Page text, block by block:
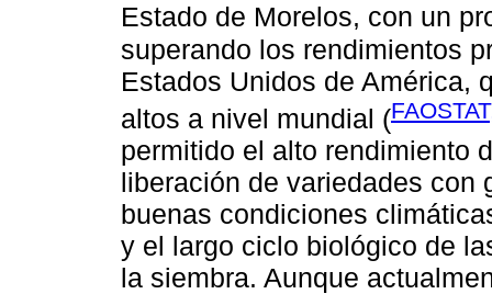
Estado de Morelos, con un
superando los rendimientos
Estados Unidos de América,
altos a nivel mundial (
permitido el alto rendimiento
liberación de variedades con
buenas condiciones
y el largo ciclo biológico de
la siembra. Aunque